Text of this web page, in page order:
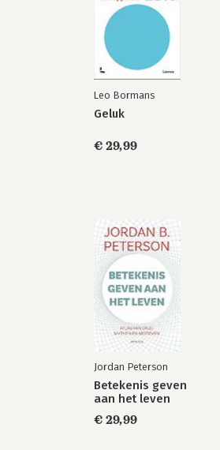
to the Progress-
Leo Bormans
Geluk
€ 29,99
Jordan Peterson
Betekenis geven
aan het leven
€ 29,99